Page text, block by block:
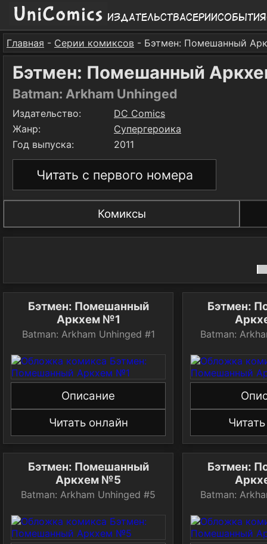
ИздательстваСерииСобытия
Главная - Серии комиксов - Бэтмен: Помешанный
Бэтмен: Помешанный
Batman: Arkham Unhinged
Издательство:
DC Comics
Жанр:
Супергероика
Год выпуска:
2011
Читать с первого номера
Комиксы
Бэтмен: Помешанный
Аркхем №1
Batman: Arkham Unhinged #1
Описание
Читать онлайн
Бэтмен:
Batman:
Бэтмен: Помешанный
Аркхем №5
Batman: Arkham Unhinged #5
Бэтмен:
Batman: